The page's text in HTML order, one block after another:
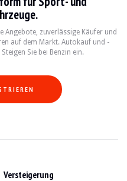
in gutem Zustand, die mit
Angebote, zuverlässige Käufer und
auf dem Markt. Autokauf und -
Sie bei Benzin ein.
Versteigerung